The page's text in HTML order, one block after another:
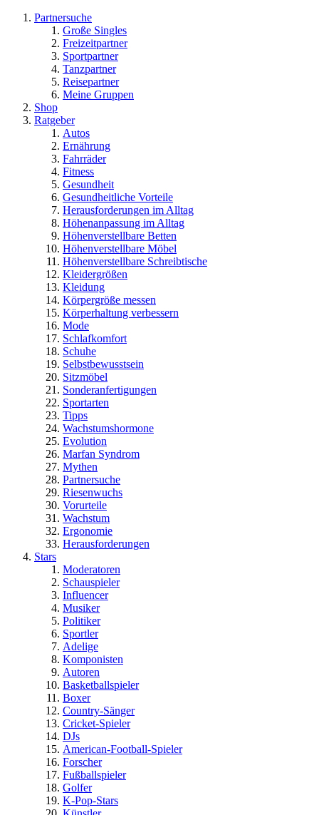
Partnersuche
Große Singles
Freizeitpartner
Sportpartner
Tanzpartner
Reisepartner
Meine Gruppen
Shop
Ratgeber
Autos
Ernährung
Fahrräder
Fitness
Gesundheit
Gesundheitliche Vorteile
Herausforderungen im Alltag
Höhenanpassung im Alltag
Höhenverstellbare Betten
Höhenverstellbare Möbel
Höhenverstellbare Schreibtische
Kleidergrößen
Kleidung
Körpergröße messen
Körperhaltung verbessern
Mode
Schlafkomfort
Schuhe
Selbstbewusstsein
Sitzmöbel
Sonderanfertigungen
Sportarten
Tipps
Wachstumshormone
Evolution
Marfan Syndrom
Mythen
Partnersuche
Riesenwuchs
Vorurteile
Wachstum
Ergonomie
Herausforderungen
Stars
Moderatoren
Schauspieler
Influencer
Musiker
Politiker
Sportler
Adelige
Komponisten
Autoren
Basketballspieler
Boxer
Country-Sänger
Cricket-Spieler
DJs
American-Football-Spieler
Forscher
Fußballspieler
Golfer
K-Pop-Stars